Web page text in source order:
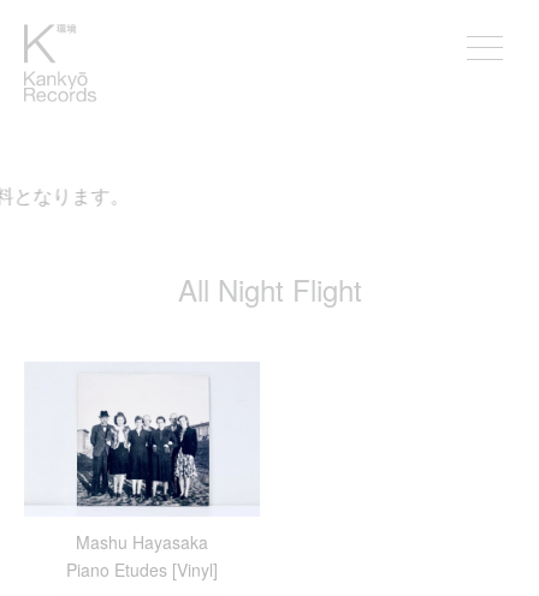
なります。
All Night Flight
Mashu Hayasaka
Piano Etudes [Vinyl]